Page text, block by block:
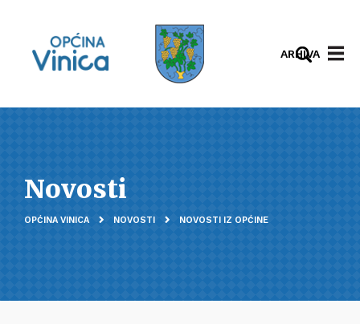
ARHIVA
Novosti
OPĆINA VINICA NOVOSTI NOVOSTI IZ OPĆINE